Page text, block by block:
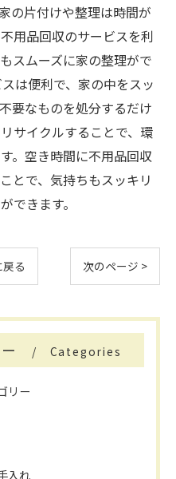
の片付けや整理は時間が
用品回収のサービスを利
スムーズに家の整理がで
は便利で、家の中をスッ
要なものを処分するだけ
サイクルすることで、環
。空き時間に不用品回収
とで、気持ちもスッキリ
できます。
る 次のページ >
Categories
リー
入れ